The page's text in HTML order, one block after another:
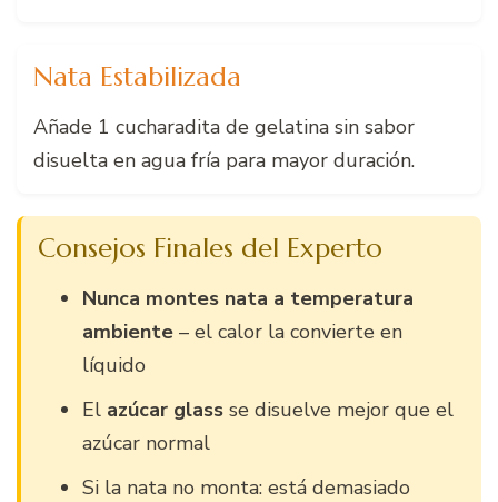
Nata Estabilizada
Añade 1 cucharadita de gelatina sin sabor
disuelta en agua fría para mayor duración.
Consejos Finales del Experto
Nunca montes nata a temperatura
ambiente – el calor la convierte en
líquido
El azúcar glass se disuelve mejor que el
azúcar normal
Si la nata no monta: está demasiado